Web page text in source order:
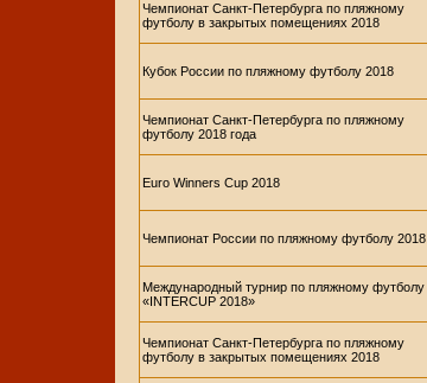
Чемпионат Санкт-Петербурга по пляжному
футболу в закрытых помещениях 2018
Кубок России по пляжному футболу 2018
Чемпионат Санкт-Петербурга по пляжному
футболу 2018 года
Euro Winners Cup 2018
Чемпионат России по пляжному футболу 2018
Международный турнир по пляжному футболу
«INTERCUP 2018»
Чемпионат Санкт-Петербурга по пляжному
футболу в закрытых помещениях 2018